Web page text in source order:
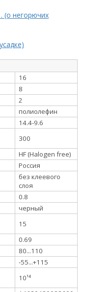
(о негорючих
16
8
2
полиолефин
14.4-9.6
300
HF (Halogen free)
Россия
без клеевого
слоя
0.8
черный
15
0.69
80...110
-55...+115
10¹⁴